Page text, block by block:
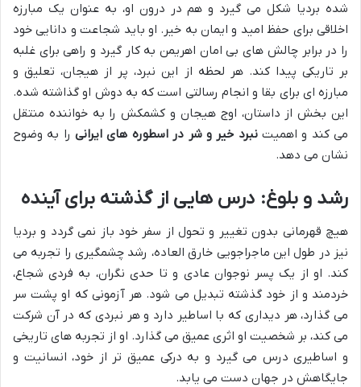
شده بردیا شکل می گیرد و هم در درون او، به عنوان یک مبارزه
اخلاقی برای حفظ امید و ایمان به خیر. او باید شجاعت و دانایی خود
را در برابر چالش های بی امان اهریمن به کار گیرد و راهی برای غلبه
بر تاریکی پیدا کند. هر لحظه از این نبرد، پر از هیجان، تعلیق و
مبارزه ای برای بقا و انجام رسالتی است که به دوش او گذاشته شده.
این بخش از داستان، اوج هیجان و کشمکش را به خواننده منتقل
می کند و اهمیتنبرد خیر و شر در اسطوره های ایرانیرا به وضوح
نشان می دهد.
رشد و بلوغ: درس هایی از گذشته برای آینده
هیچ قهرمانی بدون تغییر و تحول از سفر خود باز نمی گردد و بردیا
نیز در طول این ماجراجویی خارق العاده، رشد چشمگیری را تجربه می
کند. او از یک پسر نوجوان عادی و تا حدی نگران، به فردی شجاع،
خردمند و از خود گذشته تبدیل می شود. هر آزمونی که او پشت سر
می گذارد، هر دیداری که با اساطیر دارد و هر نبردی که در آن شرکت
می کند، بر شخصیت او اثری عمیق می گذارد. او از تجربه های تاریخی
و اساطیری درس می گیرد و به درکی عمیق تر از خود، انسانیت و
جایگاهش در جهان دست می یابد.